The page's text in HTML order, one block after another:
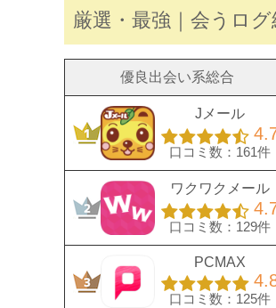
厳選・最強｜会うロ
優良出会い系総合
Jメール
口コミ数：161件
ワクワクメール
口コミ数：129件
PCMAX
口コミ数：125件